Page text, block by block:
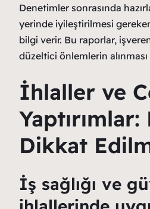
Denetimler sonrasında
yerinde iyileştirilmesi
bilgi verir. Bu raporlar,
düzeltici önlemlerin alınması
İhlaller ve
Dikkat
İş sağlığı ve